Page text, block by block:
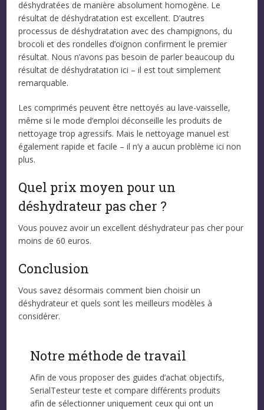
déshydratées de manière absolument homogène. Le
résultat de déshydratation est excellent. D’autres
processus de déshydratation avec des champignons, du
brocoli et des rondelles d’oignon confirment le premier
résultat. Nous n’avons pas besoin de parler beaucoup du
résultat de déshydratation ici – il est tout simplement
remarquable.
Les comprimés peuvent être nettoyés au lave-vaisselle,
même si le mode d’emploi déconseille les produits de
nettoyage trop agressifs. Mais le nettoyage manuel est
également rapide et facile – il n’y a aucun problème ici non
plus.
Quel prix moyen pour un
déshydrateur pas cher ?
Vous pouvez avoir un excellent déshydrateur pas cher pour
moins de 60 euros.
Conclusion
Vous savez désormais comment bien choisir un
déshydrateur et quels sont les meilleurs modèles à
considérer.
Notre méthode de travail
Afin de vous proposer des guides d’achat objectifs,
SerialTesteur teste et compare différents produits
afin de sélectionner uniquement ceux qui ont un